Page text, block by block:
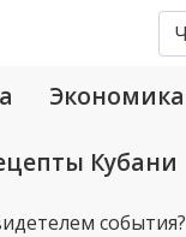
Экономика
Кубани
события?